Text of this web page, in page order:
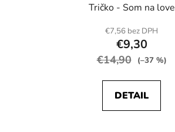
Tričko - Som na love
€7,56 bez DPH
€9,30
€14,90 (–37 %)
DETAIL